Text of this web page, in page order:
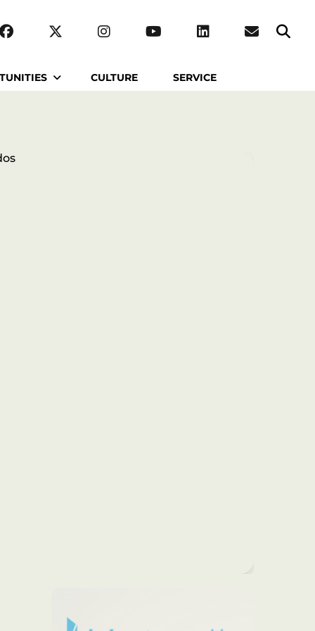
CULTURE SERVICE